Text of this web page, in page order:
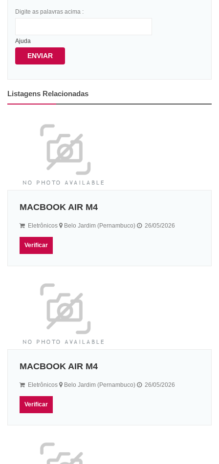
Digite as palavras acima :
Ajuda
ENVIAR
Listagens Relacionadas
MACBOOK AIR M4
Eletrônicos Belo Jardim (Pernambuco) 26/05/2026
Verificar
MACBOOK AIR M4
Eletrônicos Belo Jardim (Pernambuco) 26/05/2026
Verificar